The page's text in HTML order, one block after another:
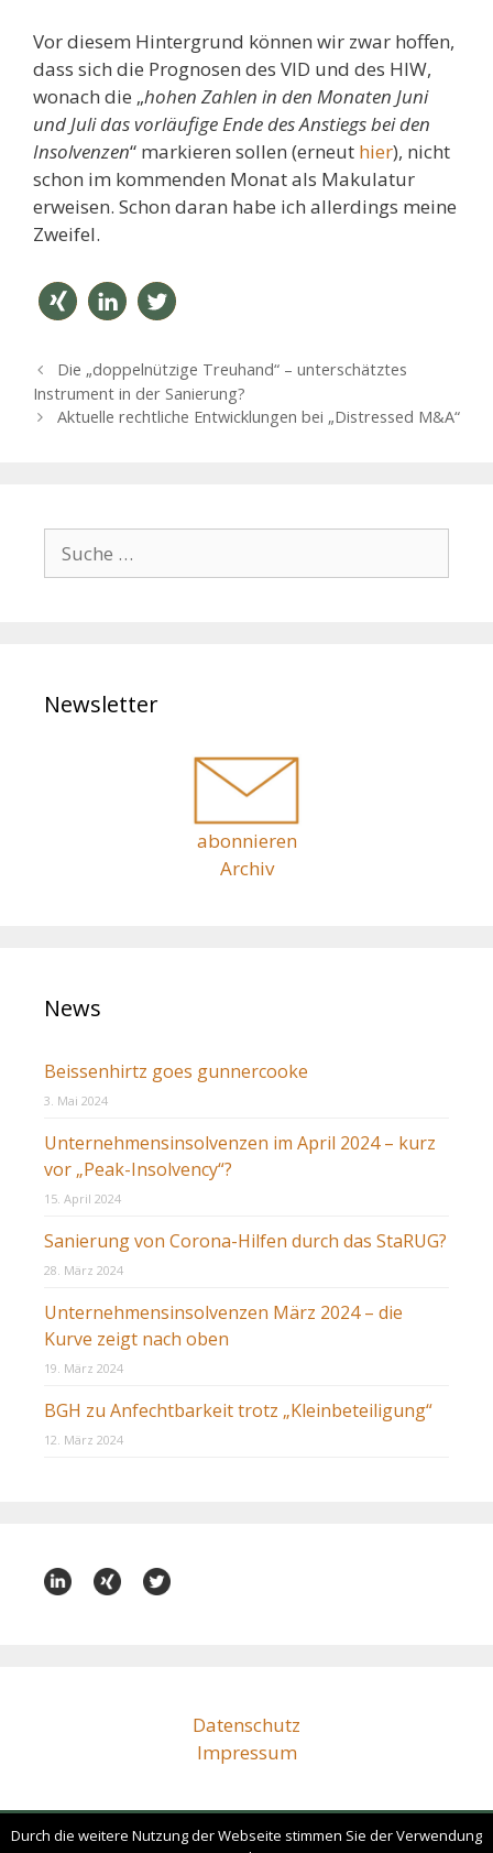
Vor diesem Hintergrund können wir zwar hoffen,
dass sich die Prognosen des VID und des HIW,
wonach die „hohen Zahlen in den Monaten Juni
und Juli das vorläufige Ende des Anstiegs bei den
Insolvenzen“ markieren sollen (erneut hier), nicht
schon im kommenden Monat als Makulatur
erweisen. Schon daran habe ich allerdings meine
Zweifel.
en n
B
e
N
Die „doppelnützige Treuhand“ – unterschätztes
Instrument in der Sanierung?
Aktuelle rechtliche Entwicklungen bei „Distressed M&A“
a
Newsletter
abonnieren
Archiv
News
Beissenhirtz goes gunnercooke
3. Mai 2024
Unternehmensinsolvenzen im April 2024 – kurz
vor „Peak-Insolvency“?
15. April 2024
Sanierung von Corona-Hilfen durch das StaRUG?
28. März 2024
Unternehmensinsolvenzen März 2024 – die
Kurve zeigt nach oben
19. März 2024
BGH zu Anfechtbarkeit trotz „Kleinbeteiligung“
12. März 2024
Datenschutz
Impressum
bz@beissenhirtz.com
Durch die weitere Nutzung der Webseite stimmen Sie der Verwendung